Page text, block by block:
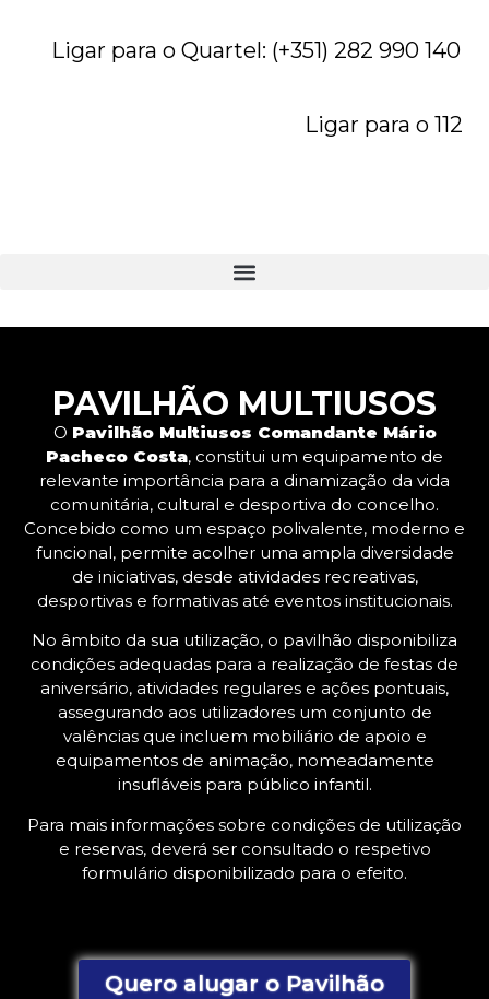
Ligar para o Quartel: (+351) 282 990 140
Ligar para o 112
PAVILHÃO MULTIUSOS
O Pavilhão Multiusos Comandante Mário
Pacheco Costa, constitui um equipamento de
relevante importância para a dinamização da vida
comunitária, cultural e desportiva do concelho.
Concebido como um espaço polivalente, moderno e
funcional, permite acolher uma ampla diversidade
de iniciativas, desde atividades recreativas,
desportivas e formativas até eventos institucionais.
No âmbito da sua utilização, o pavilhão disponibiliza
condições adequadas para a realização de festas de
aniversário, atividades regulares e ações pontuais,
assegurando aos utilizadores um conjunto de
valências que incluem mobiliário de apoio e
equipamentos de animação, nomeadamente
insufláveis para público infantil.
Para mais informações sobre condições de utilização
e reservas, deverá ser consultado o respetivo
formulário disponibilizado para o efeito.
Quero alugar o Pavilhão